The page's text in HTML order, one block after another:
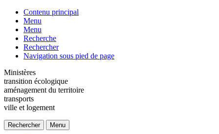
Contenu principal
Menu
Menu
Recherche
Rechercher
Navigation sous pied de page
Ministères
transition écologique
aménagement du territoire
transports
ville et logement
Rechercher Menu